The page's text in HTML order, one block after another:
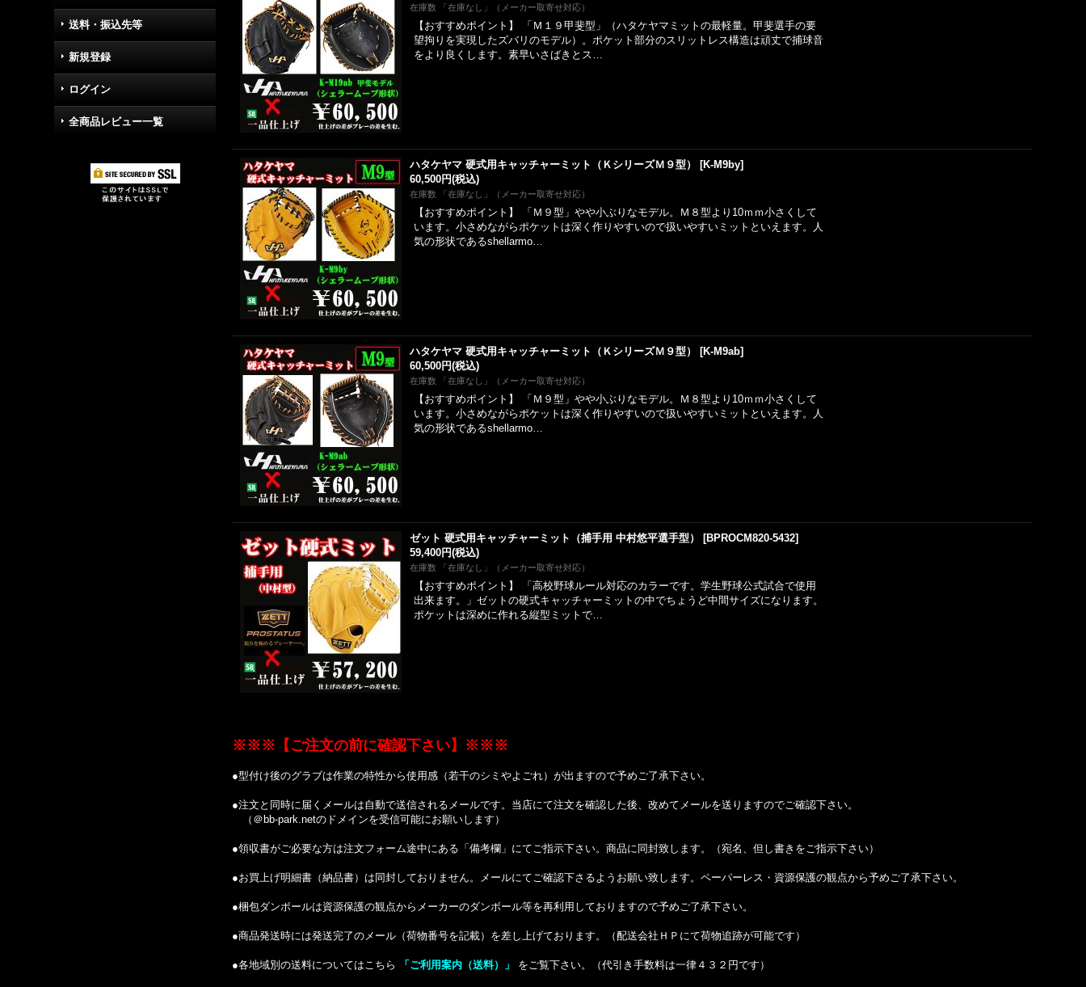
送料・振込先等
新規登録
ログイン
全商品レビュー一覧
在庫数 「在庫なし」（メーカー取寄せ対応）
【おすすめポイント】 「Ｍ１９甲斐型」（ハタケヤマミットの最軽量。甲斐選手の要
望拘りを実現したズバリのモデル）。ポケット部分のスリットレス構造は頑丈で捕球音
をより良くします。素早いさばきとス…
ハタケヤマ 硬式用キャッチャーミット（ＫシリーズＭ９型） [K-M9by]
60,500円(税込)
在庫数 「在庫なし」（メーカー取寄せ対応）
【おすすめポイント】 「Ｍ９型」やや小ぶりなモデル。Ｍ８型より10ｍｍ小さくして
います。小さめながらポケットは深く作りやすいので扱いやすいミットといえます。人
気の形状であるshellarmo…
ハタケヤマ 硬式用キャッチャーミット（ＫシリーズＭ９型） [K-M9ab]
60,500円(税込)
在庫数 「在庫なし」（メーカー取寄せ対応）
【おすすめポイント】 「Ｍ９型」やや小ぶりなモデル。Ｍ８型より10ｍｍ小さくして
います。小さめながらポケットは深く作りやすいので扱いやすいミットといえます。人
気の形状であるshellarmo…
ゼット 硬式用キャッチャーミット（捕手用 中村悠平選手型） [BPROCM820-5432]
59,400円(税込)
在庫数 「在庫なし」（メーカー取寄せ対応）
【おすすめポイント】 「高校野球ルール対応のカラーです。学生野球公式試合で使用
出来ます。」ゼットの硬式キャッチャーミットの中でちょうど中間サイズになります。
ポケットは深めに作れる縦型ミットで…
※※※【ご注文の前に確認下さい】※※※
●型付け後のグラブは作業の特性から使用感（若干のシミやよごれ）が出ますので予めご了承下さい。
●注文と同時に届くメールは自動で送信されるメールです。当店にて注文を確認した後、改めてメールを送りますのでご確認下さい。
（＠bb-park.netのドメインを受信可能にお願いします）
●領収書がご必要な方は注文フォーム途中にある「備考欄」にてご指示下さい。商品に同封致します。（宛名、但し書きをご指示下さい）
●お買上げ明細書（納品書）は同封しておりません。メールにてご確認下さるようお願い致します。ペーパーレス・資源保護の観点から予めご了承下さい。
●梱包ダンボールは資源保護の観点からメーカーのダンボール等を再利用しておりますので予めご了承下さい。
●商品発送時には発送完了のメール（荷物番号を記載）を差し上げております。（配送会社ＨＰにて荷物追跡が可能です）
●各地域別の送料についてはこちら 「ご利用案内（送料）」 をご覧下さい。（代引き手数料は一律４３２円です）